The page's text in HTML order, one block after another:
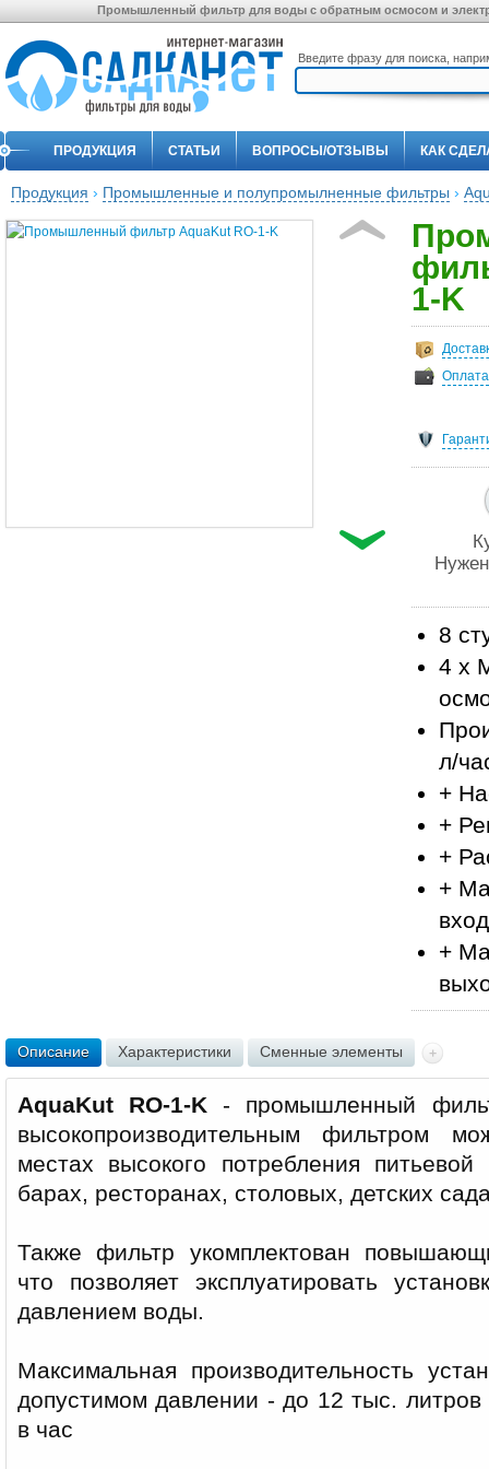
Промышленный фильтр для воды с обратным осмосом и
Введите фразу для поиска,
ПРОДУКЦИЯ СТАТЬИ ВОПРОСЫ/ОТЗЫВЫ КАК
Продукция › Промышленные и полупромылненные фильтры ›
1-K
Оплата
8
4 x
л/
+
+
+
+
+
Описание Характеристики Сменные элементы
AquaKut RO-1-K - промышленный
высокопроизводительным фильтром
местах высокого потребления
барах, ресторанах, столовых, детских
Также фильтр укомплектован
что позволяет эксплуатировать
давлением воды.
Максимальная производительность
допустимом давлении - до 12 тыс. литров
в час